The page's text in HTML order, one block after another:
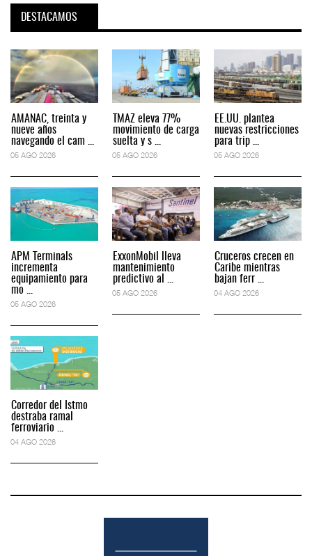
DESTACAMOS
AMANAC, treinta y
nueve años
navegando el cam ...
05 AGO 2026
APM Terminals
incrementa
equipamiento para
mo ...
05 AGO 2026
Corredor del Istmo
destraba ramal
ferroviario ...
04 AGO 2026
TMAZ eleva 77%
movimiento de carga
suelta y s ...
05 AGO 2026
ExxonMobil lleva
mantenimiento
predictivo al ...
05 AGO 2026
EE.UU. plantea
nuevas restricciones
para trip ...
05 AGO 2026
Cruceros crecen en
Caribe mientras
bajan ferr ...
04 AGO 2026